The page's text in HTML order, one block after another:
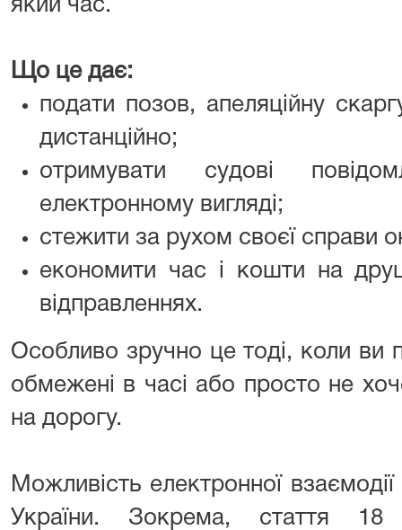
який час.
Що це дає:
подати позов, апеляційну
дистанційно;
отримувати судові
електронному вигляді;
стежити за рухом своєї справи
економити час і кошти на
відправленнях.
Особливо зручно це тоді, коли ви
обмежені в часі або просто не
на дорогу.
Можливість електронної
України. Зокрема, стаття